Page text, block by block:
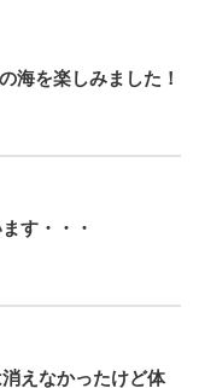
海を楽しみました！
す・・・
えなかったけど体